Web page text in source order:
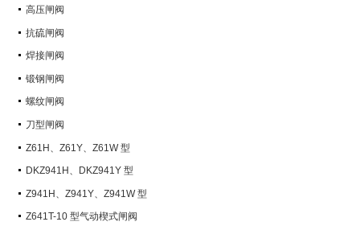
高压闸阀
抗硫闸阀
焊接闸阀
锻钢闸阀
螺纹闸阀
刀型闸阀
Z61H、Z61Y、Z61W 型
PN100~PN160 承插焊楔式闸阀
DKZ941H、DKZ941Y 型
PN10~PN100 钢制真空闸阀
Z941H、Z941Y、Z941W 型
PN100~PN200 钢制电动楔式闸阀
Z641T-10 型气动楔式闸阀